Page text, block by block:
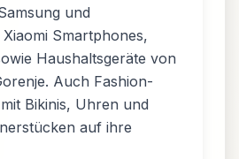
und
Xiaomi Smartphones,
Haushaltsgeräte von
. Auch Fashion-
Bikinis, Uhren und
auf ihre